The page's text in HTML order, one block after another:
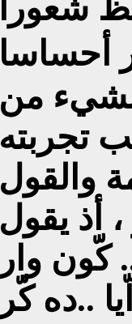
شعوراً
بشيء من
تجربته
والقول
كّون وار